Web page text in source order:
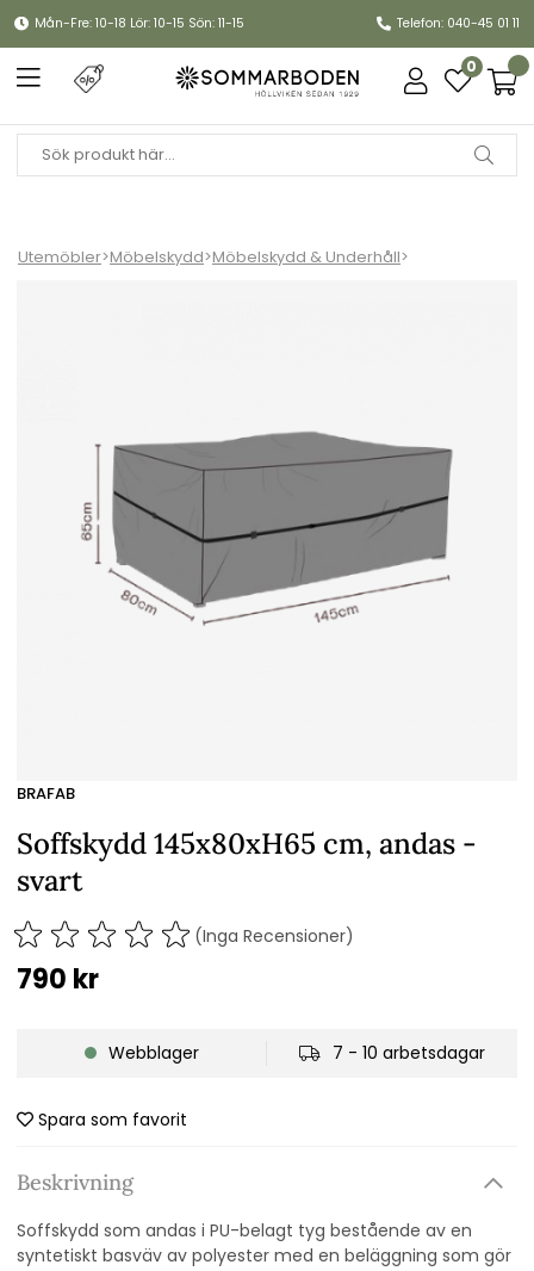
Mån-Fre: 10-18 Lör: 10-15 Sön: 11-15 Telefon: 040-45 01 11
0
Utemöbler>Möbelskydd>Möbelskydd & Underhåll>
BRAFAB
Soffskydd 145x80xH65 cm, andas -
svart
(Inga Recensioner)
790 kr
Webblager 7 - 10 arbetsdagar
Spara som favorit
Beskrivning
Soffskydd som andas i PU-belagt tyg bestående av en
syntetiskt basväv av polyester med en beläggning som gör